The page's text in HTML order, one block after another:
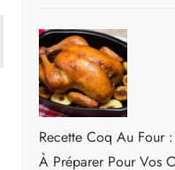
Recette Coq Au Four
À Préparer Pour Vos